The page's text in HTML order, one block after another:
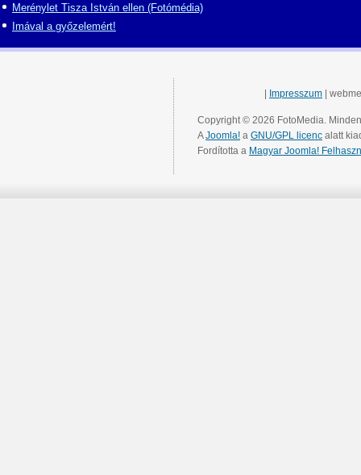
Merénylet Tisza István ellen (Fotómédia)
Imával a győzelemért!
Impresszum |
Copyright © 2026 FotoMedia.
AJoomla! a GNU/GPL licenc alatt
Fordította a Magyar Joomla!